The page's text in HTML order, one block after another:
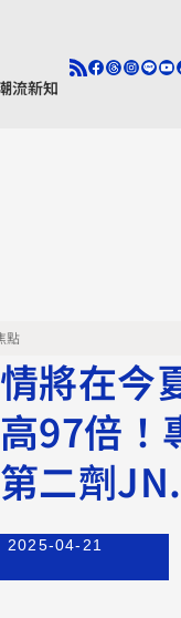
流新知
點
將在今
97倍！
二劑
2025-04-21